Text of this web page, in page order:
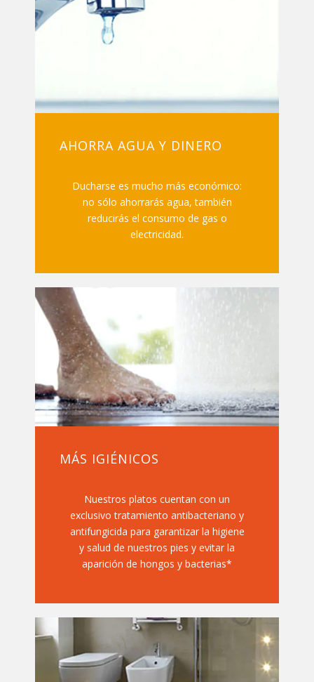
AHORRA AGUA Y DINERO
Ducharse es mucho más económico:
no sólo ahorrarás agua, también
reducirás el consumo de gas o
electricidad.
MÁS IGIÉNICOS
Nuestros platos cuentan con un
exclusivo tratamiento antibacteriano y
antifungicida para garantizar la higiene
y salud de nuestros pies y evitar la
aparición de hongos y bacterias*